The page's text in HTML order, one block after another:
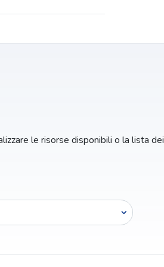
le risorse disponibili o la lista dei